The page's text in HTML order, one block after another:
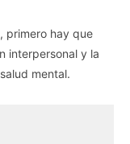
primero hay que
interpersonal y la
mental.